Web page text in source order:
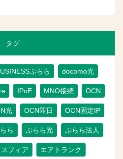
タグ
ぷらら docomo光
IPoE MNO接続 OCN
光 OCN即日 OCN固定IP
ら ぷらら光 ぷらら法人
フィア エアトランク